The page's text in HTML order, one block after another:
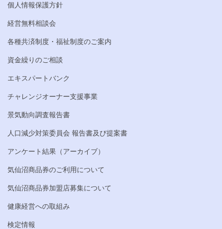
個人情報保護方針
経営無料相談会
各種共済制度・福祉制度のご案内
資金繰りのご相談
エキスパートバンク
チャレンジオーナー支援事業
景気動向調査報告書
人口減少対策委員会 報告書及び提案書
アンケート結果（アーカイブ）
気仙沼商品券のご利用について
気仙沼商品券加盟店募集について
健康経営への取組み
検定情報